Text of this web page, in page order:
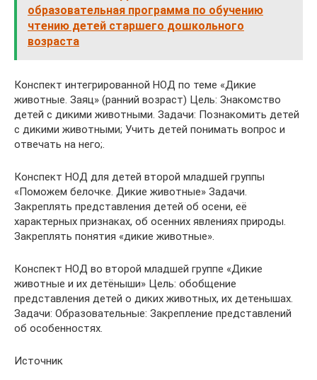
образовательная программа по обучению
чтению детей старшего дошкольного
возраста
Конспект интегрированной НОД по теме «Дикие
животные. Заяц» (ранний возраст) Цель: Знакомство
детей с дикими животными. Задачи: Познакомить детей
с дикими животными; Учить детей понимать вопрос и
отвечать на него;.
Конспект НОД для детей второй младшей группы
«Поможем белочке. Дикие животные» Задачи.
Закреплять представления детей об осени, её
характерных признаках, об осенних явлениях природы.
Закреплять понятия «дикие животные».
Конспект НОД во второй младшей группе «Дикие
животные и их детёныши» Цель: обобщение
представления детей о диких животных, их детенышах.
Задачи: Образовательные: Закрепление представлений
об особенностях.
Источник